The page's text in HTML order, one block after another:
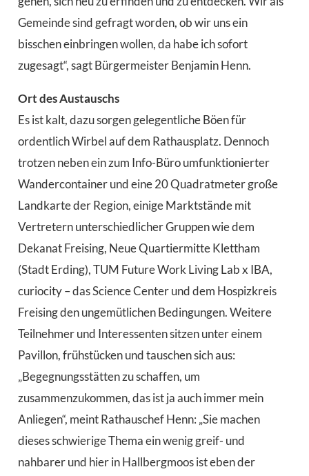
Gemeinde sind gefragt worden, ob wir uns ein
bisschen einbringen wollen, da habe ich sofort
zugesagt“, sagt Bürgermeister Benjamin Henn.
Ort des Austauschs
Es ist kalt, dazu sorgen gelegentliche Böen für
ordentlich Wirbel auf dem Rathausplatz. Dennoch
trotzen neben ein zum Info-Büro umfunktionierter
Wandercontainer und eine 20 Quadratmeter große
Landkarte der Region, einige Marktstände mit
Vertretern unterschiedlicher Gruppen wie dem
Dekanat Freising, Neue Quartiermitte Klettham
(Stadt Erding), TUM Future Work Living Lab x IBA,
curiocity – das Science Center und dem Hospizkreis
Freising den ungemütlichen Bedingungen. Weitere
Teilnehmer und Interessenten sitzen unter einem
Pavillon, frühstücken und tauschen sich aus:
„Begegnungsstätten zu schaffen, um
zusammenzukommen, das ist ja auch immer mein
Anliegen“, meint Rathauschef Henn: „Sie machen
dieses schwierige Thema ein wenig greif- und
nahbarer und hier in Hallbergmoos ist eben der